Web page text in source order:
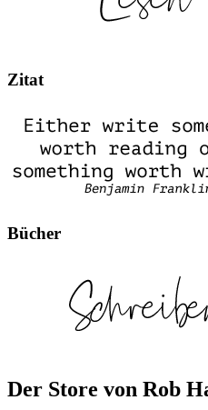
Zitat
Bücher
Der Store von Rob